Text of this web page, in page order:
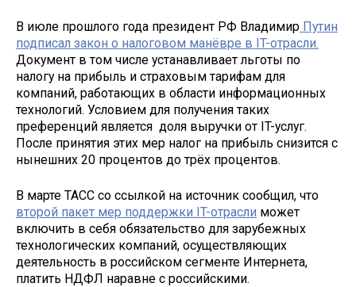
В июле прошлого года президент РФ Владимир Путин
подписал закон о налоговом манёвре в IT-отрасли.
Документ в том числе устанавливает льготы по
налогу на прибыль и страховым тарифам для
компаний, работающих в области информационных
технологий. Условием для получения таких
преференций является доля выручки от IT-услуг.
После принятия этих мер налог на прибыль снизится с
нынешних 20 процентов до трёх процентов.
В марте ТАСС со ссылкой на источник сообщил, что
второй пакет мер поддержки IT-отрасли может
включить в себя обязательство для зарубежных
технологических компаний, осуществляющих
деятельность в российском сегменте Интернета,
платить НДФЛ наравне с российскими.